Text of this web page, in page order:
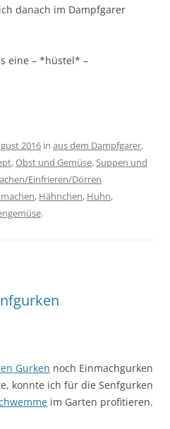
danach im Dampfgarer
eine – *hüstel* –
2016 in aus dem Dampfgarer,
,Obst und Gemüse,Suppen und
Einfrieren/Dörren
, Hähnchen, Huhn,
.
Gurken noch Einmachgurken
konnte ich für die Senfgurken
im Garten profitieren.